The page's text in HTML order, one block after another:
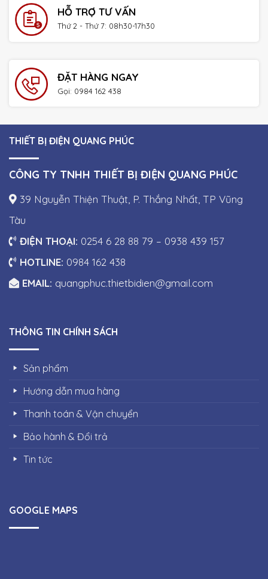
HỖ TRỢ TƯ VẤN
Thứ 2 - Thứ 7: 08h30-17h30
ĐẶT HÀNG NGAY
Gọi: 0984 162 438
THIẾT BỊ ĐIỆN QUANG PHÚC
CÔNG TY TNHH THIẾT BỊ ĐIỆN QUANG PHÚC
39 Nguyễn Thiện Thuật, P. Thắng Nhất, TP Vũng
Tàu
ĐIỆN THOẠI: 0254 6 28 88 79 – 0938 439 157
HOTLINE: 0984 162 438
EMAIL: quangphuc.thietbidien@gmail.com
THÔNG TIN CHÍNH SÁCH
Sản phẩm
Hướng dẫn mua hàng
Thanh toán & Vận chuyển
Bảo hành & Đổi trả
Tin tức
GOOGLE MAPS